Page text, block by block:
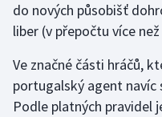
Golf
Gymnastika
Házená
do nových působišť
liber (v přepočtu více
Ve značné části hráčů,
portugalský agent navíc
Podle platných pravidel